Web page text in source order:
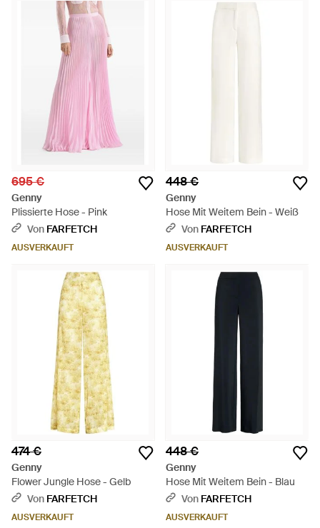
695 €
Genny
Plissierte Hose - Pink
Von FARFETCH
AUSVERKAUFT
448 €
Genny
Hose Mit Weitem Bein - Weiß
Von FARFETCH
AUSVERKAUFT
474 €
Genny
Flower Jungle Hose - Gelb
Von FARFETCH
AUSVERKAUFT
448 €
Genny
Hose Mit Weitem Bein - Blau
Von FARFETCH
AUSVERKAUFT